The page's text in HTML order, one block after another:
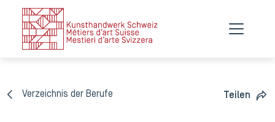
Verzeichnis der Berufe Teilen